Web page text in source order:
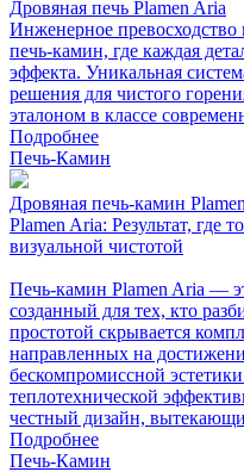
Дровяная печь Plamen Aria
Инженерное
печь-камин, где каждая
эффекта. Уникальная
решения для чистого
эталоном в классе
Подробнее
Печь-Камин
Дровяная печь-камин
Plamen Aria: Результат, где
визуальной чистотой
Печь-камин Plamen Aria —
созданный для тех, кто
простотой скрывается
направленных на
бескомпромиссной
теплотехнической
честный дизайн,
Подробнее
Печь-Камин